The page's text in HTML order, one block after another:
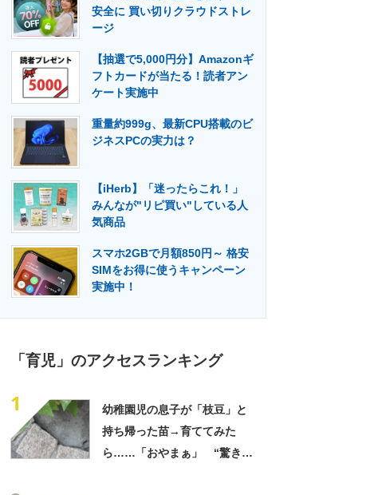
・活用を支援
専門メディア 建設×テクノロジーの最前線
安全に 買い切りクラウドストレ
ージ
【抽選で5,000円分】Amazonギ
フトカードが当たる！読者アン
ケート実施中
重量約999g、最新CPU搭載のビ
ジネスPCの実力は？
【iHerb】「迷ったらこれ！」
みんなが"リピ買い"している人
気商品
スマホ2GBで月額850円～ 格安
SIMをお得に使うキャンペーン
実施中！
「育児」のアクセスランキング
1
幼稚園児の息子が「枝豆」と
持ち帰った苗→育ててみた
ら……「おやまぁ」 “驚きの